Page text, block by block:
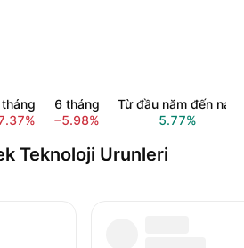
tháng
6 tháng
−5.98%
Từ đầu năm đến nay
5.77%
Teknoloji Urunleri